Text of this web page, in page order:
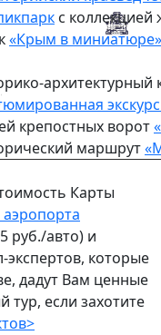
с коллекцией
«Крым в миниатюре»
архитектурный
крепостных ворот
маршрут
Карты
руб./авто) и
экспертов, которые
дадут Вам ценные
тур, если захотите